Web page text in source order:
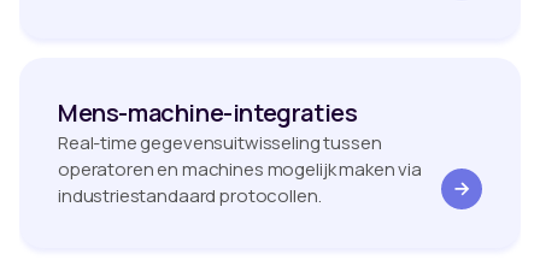
Mens-machine-integraties
Real-time gegevensuitwisseling tussen
operatoren en machines mogelijk maken via
industriestandaard protocollen.